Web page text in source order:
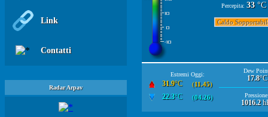
Link
Contatti
Radar Arpav
Percepita: 33 °C
Caldo
Estremi Oggi:
31.9°C (11.45)
22.3°C (04.26)
Dew
17.8°C
1016.2